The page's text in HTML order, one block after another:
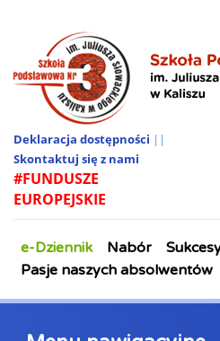
Deklaracja dostępności ||
Skontaktuj się z nami
#FUNDUSZE
EUROPEJSKIE
e-Dziennik Nabór
Pasje naszych absolwentów